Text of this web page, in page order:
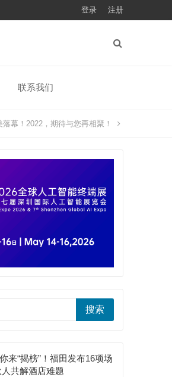
登录 注册
联系我们
幕！2022，期待与您再相聚！
搜索
来“揭榜”！福田发布16项场
共解酒店难题